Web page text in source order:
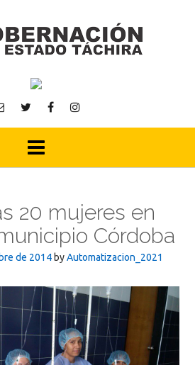
20 mujeres en
Córdoba
de 2014 byAutomatizacion_2021